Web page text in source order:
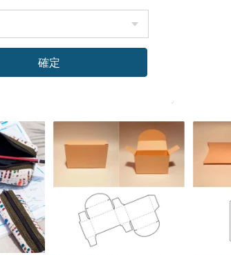
確定